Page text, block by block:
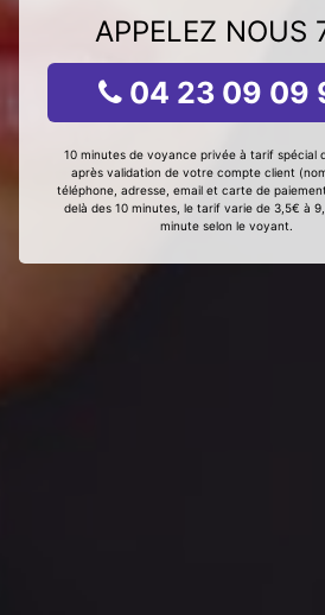
APPELEZ NOUS
04 23 09 09
10 minutes de voyance privée à tarif spécial
après validation de votre compte client
téléphone, adresse, email et carte de
delà des 10 minutes, le tarif varie de 3,5€ à
minute selon le voyant.